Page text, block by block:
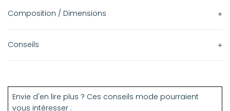
Composition / Dimensions
100% coton
Conseils
Envie d'en lire plus ? Ces conseils mode pourraient
vous intéresser :